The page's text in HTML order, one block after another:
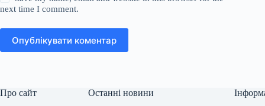
next time I comment.
Опублікувати коментар
Про сайт Останні новини